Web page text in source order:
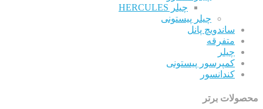
چیلر پیستونی
پانل
پیستونی
برتر